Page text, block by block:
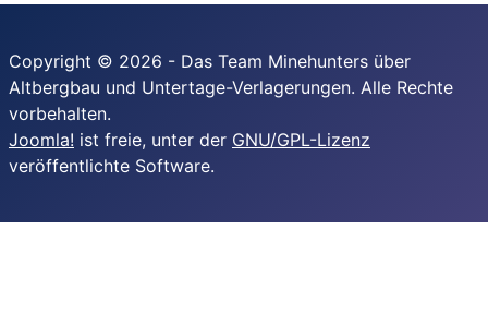
Copyright © 2026 - Das Team Minehunters über
Altbergbau und Untertage-Verlagerungen. Alle Rechte
vorbehalten.
Joomla! ist freie, unter der GNU/GPL-Lizenz
veröffentlichte Software.